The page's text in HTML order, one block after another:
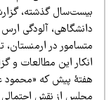
گذشته،
آلودگی ارس را
در ارمنستان، تأیید
این مطالعات و
پیش که «محمود